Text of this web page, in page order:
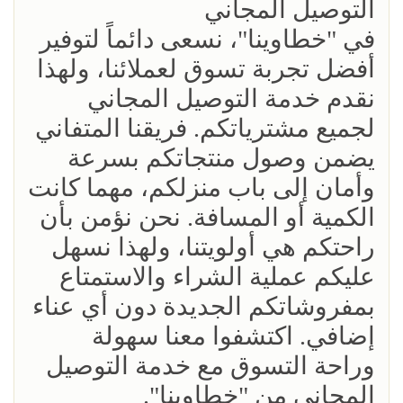
التوصيل المجاني
في "خطاوينا"، نسعى دائماً لتوفير
أفضل تجربة تسوق لعملائنا، ولهذا
نقدم خدمة التوصيل المجاني
لجميع مشترياتكم. فريقنا المتفاني
يضمن وصول منتجاتكم بسرعة
وأمان إلى باب منزلكم، مهما كانت
الكمية أو المسافة. نحن نؤمن بأن
راحتكم هي أولويتنا، ولهذا نسهل
عليكم عملية الشراء والاستمتاع
بمفروشاتكم الجديدة دون أي عناء
إضافي. اكتشفوا معنا سهولة
وراحة التسوق مع خدمة التوصيل
المجاني من "خطاوينا".